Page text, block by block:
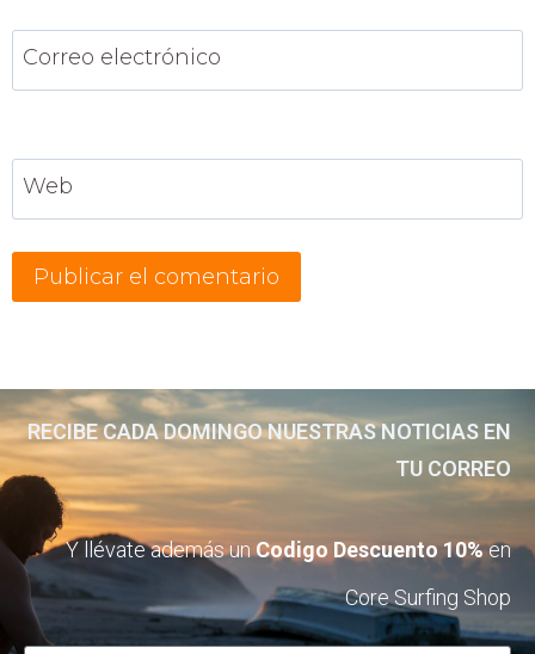
Correo electrónico
Web
RECIBE CADA DOMINGO NUESTRAS NOTICIAS EN
TU CORREO
Y llévate además unCodigo Descuento 10%en
Core Surfing Shop